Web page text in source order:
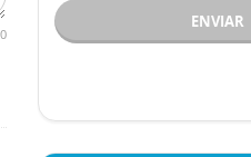
ENVIAR